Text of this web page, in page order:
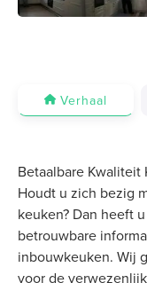
Verhaal
Betaalbare Kwaliteit
Houdt u zich bezig
keuken? Dan heeft
betrouwbare
inbouwkeuken. Wij
voor de